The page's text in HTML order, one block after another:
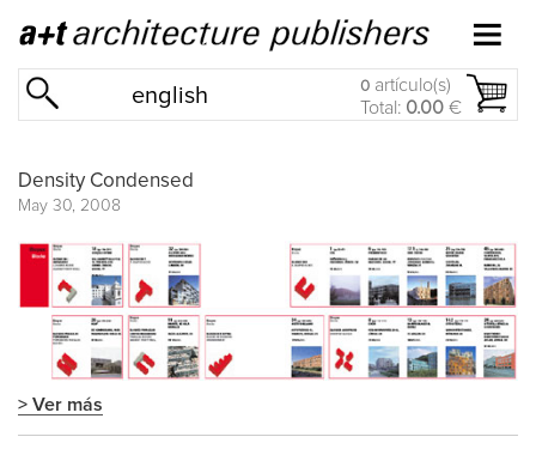
english 0 artículo(s)
Total: 0.00 €
Density Condensed
May 30, 2008
> Ver más